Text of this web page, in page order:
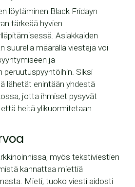
löytäminen Black Fridayn
tärkeää hyvien
Asiakkaiden
suurella määrällä viestejä voi
ja
peruutuspyyntöihin. Siksi
lähetät enintään yhdestä
jotta ihmiset pysyvät
heitä ylikuormitetaan.
myös tekstiviestien
kannattaa miettiä
Mieti, tuoko viesti aidosti